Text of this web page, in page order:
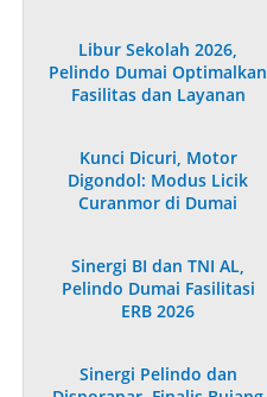
Libur Sekolah 2026,
Pelindo Dumai Optimalkan
Fasilitas dan Layanan
Kunci Dicuri, Motor
Digondol: Modus Licik
Curanmor di Dumai
Sinergi BI dan TNI AL,
Pelindo Dumai Fasilitasi
ERB 2026
Sinergi Pelindo dan